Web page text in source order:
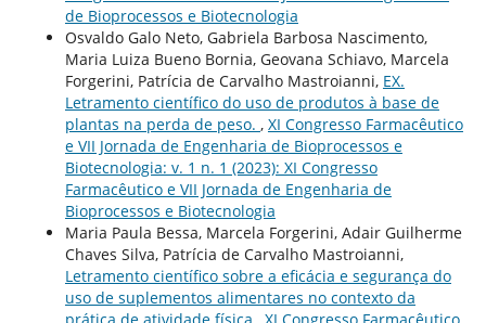
de Bioprocessos e Biotecnologia
Osvaldo Galo Neto, Gabriela Barbosa Nascimento,
Maria Luiza Bueno Bornia, Geovana Schiavo, Marcela
Forgerini, Patrícia de Carvalho Mastroianni, EX.
Letramento científico do uso de produtos à base de
plantas na perda de peso. , XI Congresso Farmacêutico
e VII Jornada de Engenharia de Bioprocessos e
Biotecnologia: v. 1 n. 1 (2023): XI Congresso
Farmacêutico e VII Jornada de Engenharia de
Bioprocessos e Biotecnologia
Maria Paula Bessa, Marcela Forgerini, Adair Guilherme
Chaves Silva, Patrícia de Carvalho Mastroianni,
Letramento científico sobre a eficácia e segurança do
uso de suplementos alimentares no contexto da